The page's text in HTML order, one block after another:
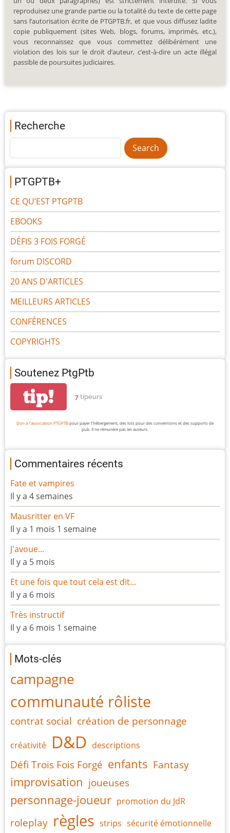
reproduisez une grande partie ou la totalité du texte de cette page
sans l’autorisation écrite de PTGPTB.fr, et que vous diffusez ladite
copie publiquement (sites Web, blogs, forums, imprimés, etc.),
vous reconnaissez que vous commettez délibérément une
violation des lois sur le droit d’auteur, c’est-à-dire un acte illégal
passible de poursuites judiciaires.
Recherche
PTGPTB+
CE QU’EST PTGPTB
EBOOKS
DÉFIS 3 FOIS FORGÉ
forum DISCORD
20 ANS D'ARTICLES
MEILLEURS ARTICLES
CONFÉRENCES
COPYRIGHTS
Soutenez PtgPtb
tip! 7 tipeurs
Don à l'association PTGPTBpour payer l'hébergement, des lots pour des conventions et des supports de
pub. Il ne rémunère pas les auteurs.
Commentaires récents
Fate et vampires
Il y a 4 semaines
Mausritter en VF
Il y a 1 mois 1 semaine
J'avoue...
Il y a 5 mois
Et une fois que tout cela est dit...
Il y a 6 mois
Très instructif
Il y a 6 mois 1 semaine
Mots-clés
campagne
communauté rôliste
contrat social création de personnage
créativité D&D descriptions
Défi Trois Fois Forgé enfants Fantasy
improvisation joueuses
personnage-joueur promotion du JdR
roleplay règles strips sécurité émotionnelle